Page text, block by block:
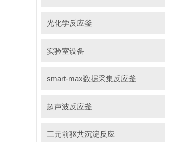
光化学反应釜
实验室设备
smart-max数据采集反应釜
超声波反应釜
三元前驱共沉淀反应